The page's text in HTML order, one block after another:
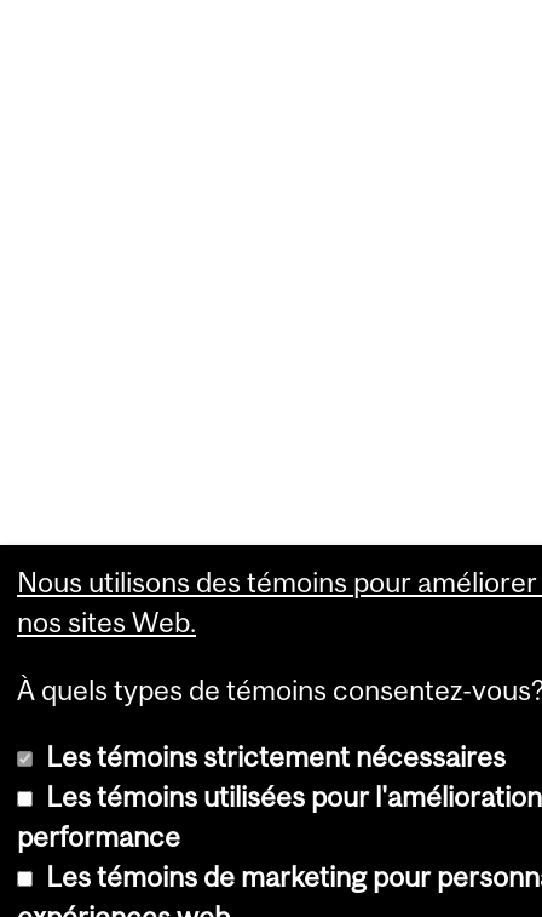
Nous utilisons des témoins pour
nos sites Web.
À quels types de témoins consentez-
Les témoins strictement nécessaires
Les témoins utilisées pour
performance
Les témoins de marketing pour